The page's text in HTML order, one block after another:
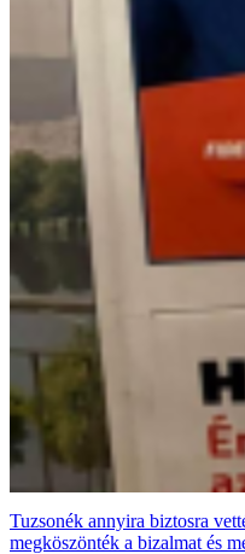
Tuzsonék annyira biztosra
megköszönték a bizalmat és